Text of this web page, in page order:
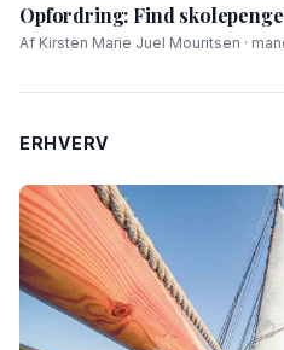
Opfordring: Find
Af Kirsten Marie Juel Mouritsen ·
ERHVERV